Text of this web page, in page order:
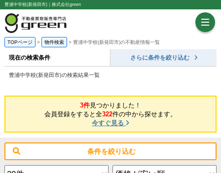
豊浦中学校(新発田市)｜株式会社green
TOPページ 物件検索 豊浦中学校(新発田市)の不動産情報一覧
現在の検索条件 さらに条件を絞り込む
豊浦中学校(新発田市)の検索結果一覧
3件見つかりました！
会員登録をすると全322件の中から探せます。
今すぐ見る
条件を絞り込む